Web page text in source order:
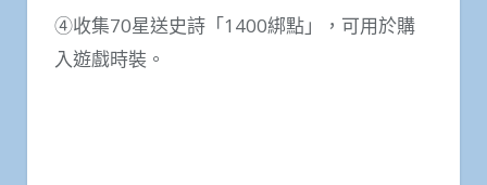
④收集70星送史詩「1400綁點」，可用於購
入遊戲時裝。